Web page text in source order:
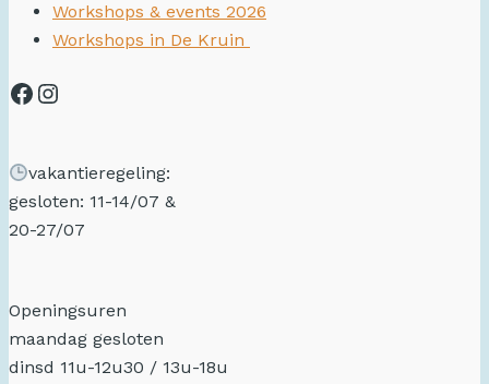
Workshops & events 2026
Workshops in De Kruin
vakantieregeling:
gesloten: 11-14/07 &
20-27/07
Openingsuren
maandag gesloten
dinsd 11u-12u30 / 13u-18u